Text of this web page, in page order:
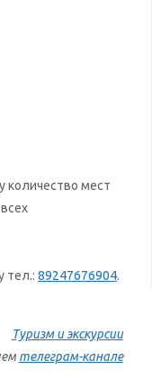
количество мест
тел.: 89247676904.
Туризм и экскурсии
телеграм-канале